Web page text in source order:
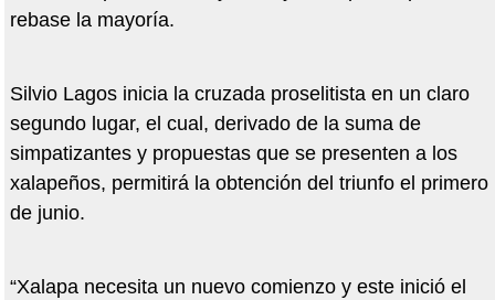
rebase la mayoría.
Silvio Lagos inicia la cruzada proselitista en un claro
segundo lugar, el cual, derivado de la suma de
simpatizantes y propuestas que se presenten a los
xalapeños, permitirá la obtención del triunfo el primero
de junio.
“Xalapa necesita un nuevo comienzo y este inició el